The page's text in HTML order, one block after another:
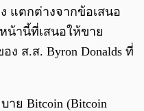
แตกต่างจากข้อเสนอ
น้านี้ที่เสนอให้ขาย
ง ส.ส. Byron Donalds ที่
าย Bitcoin (Bitcoin